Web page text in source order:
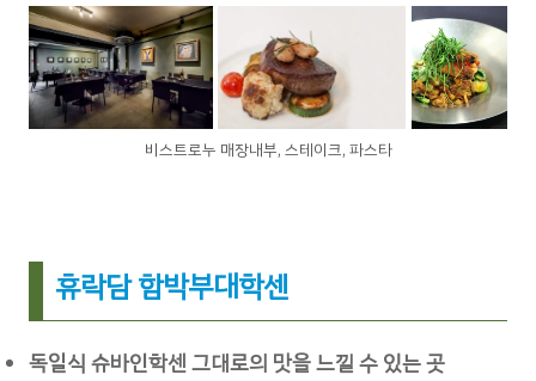
비스트로누 매장내부, 스테이크, 파스타
휴락담 함박부대학센
독일식 슈바인학센 그대로의 맛을 느낄 수 있는 곳